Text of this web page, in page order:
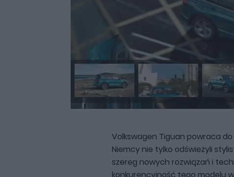
Volkswagen Tiguan powraca
Niemcy nie tylko odświeżyli
szereg nowych rozwiązań i
konkurencyjność tego modelu